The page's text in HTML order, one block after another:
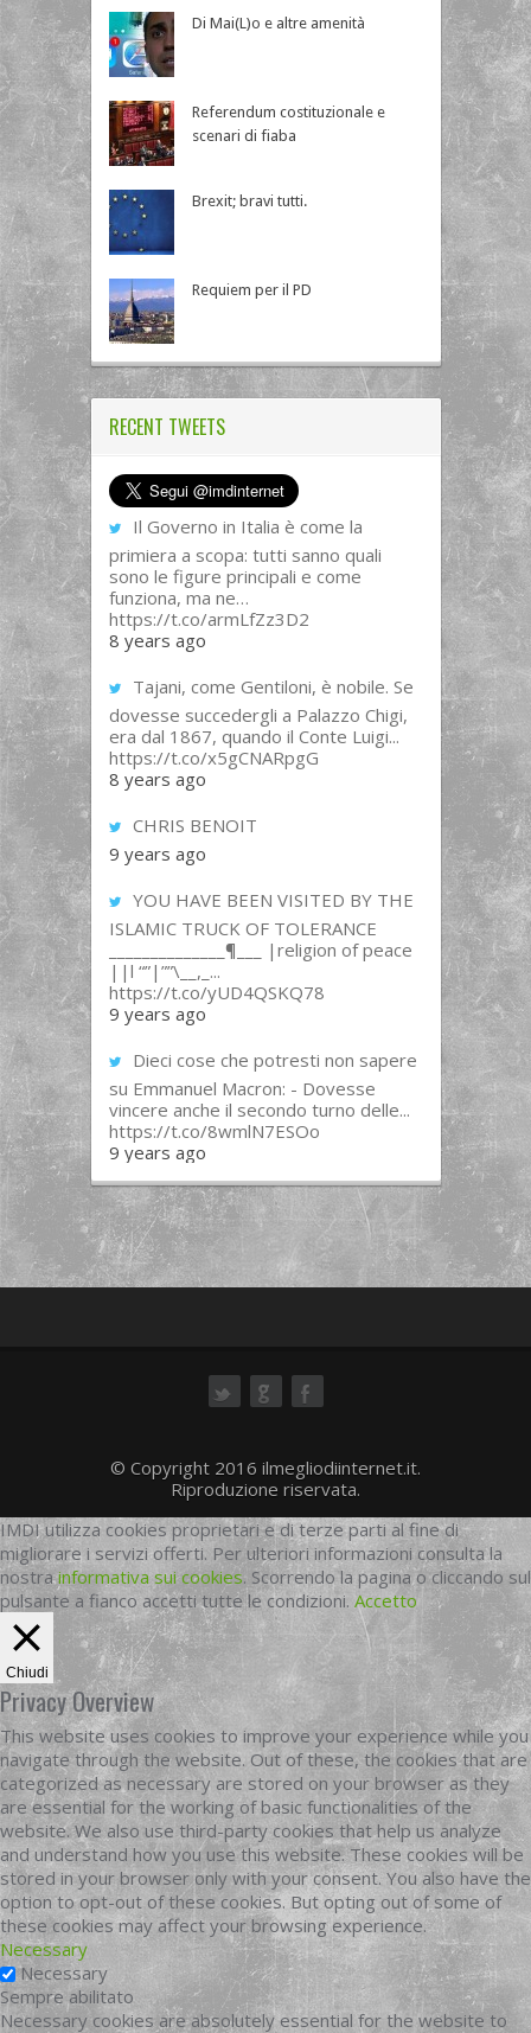
Di Mai(L)o e altre amenità
Referendum costituzionale e
scenari di fiaba
Brexit; bravi tutti.
Requiem per il PD
RECENT TWEETS
Il Governo in Italia è come la
primiera a scopa: tutti sanno quali
sono le figure principali e come
funziona, ma ne…
https://t.co/armLfZz3D2
8 years ago
Tajani, come Gentiloni, è nobile. Se
dovesse succedergli a Palazzo Chigi,
era dal 1867, quando il Conte Luigi...
https://t.co/x5gCNARpgG
8 years ago
CHRIS BENOIT
9 years ago
YOU HAVE BEEN VISITED BY THE
ISLAMIC TRUCK OF TOLERANCE
______________¶___ |religion of peace
||l “”|””\__,_...
https://t.co/yUD4QSKQ78
9 years ago
Dieci cose che potresti non sapere
su Emmanuel Macron: - Dovesse
vincere anche il secondo turno delle...
https://t.co/8wmlN7ESOo
9 years ago
© Copyright 2016 ilmegliodiinternet.it.
Riproduzione riservata.
IMDI utilizza cookies proprietari e di terze parti al fine di
migliorare i servizi offerti. Per ulteriori informazioni consulta la
nostrainformativa sui cookies. Scorrendo la pagina o cliccando sul
pulsante a fianco accetti tutte le condizioni. Accetto
Chiudi
Privacy Overview
This website uses cookies to improve your experience while you
navigate through the website. Out of these, the cookies that are
categorized as necessary are stored on your browser as they
are essential for the working of basic functionalities of the
website. We also use third-party cookies that help us analyze
and understand how you use this website. These cookies will be
stored in your browser only with your consent. You also have the
option to opt-out of these cookies. But opting out of some of
these cookies may affect your browsing experience.
Necessary
Necessary
Sempre abilitato
Necessary cookies are absolutely essential for the website to